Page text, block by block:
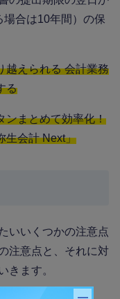
場合は10年間）の保
越えられる 会計業務
る
ンまとめて効率化！
生会計 Next」
いいくつかの注意点
注意点と、それに対
きます。